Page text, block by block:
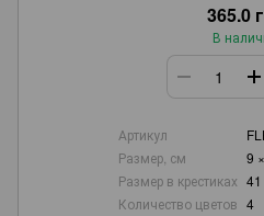
365.0
В
Артикул
Размер, см
9
Размер в крестиках
Количество цветов 4